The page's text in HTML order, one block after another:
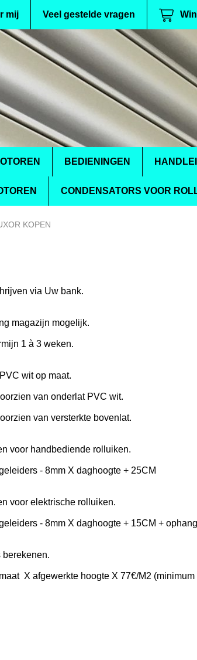
mij Veel gestelde vragen
BEDIENINGEN
CONDENSATORS VOOR
KOPEN
via Uw bank.
magazijn mogelijk.
1 à 3 weken.
wit op maat.
van onderlat PVC wit.
van versterkte bovenlat.
voor handbediende rolluiken.
- 8mm X daghoogte + 25CM
voor elektrische rolluiken.
- 8mm X daghoogte + 15CM +
berekenen.
X afgewerkte hoogte X 77€/M2 (minimum